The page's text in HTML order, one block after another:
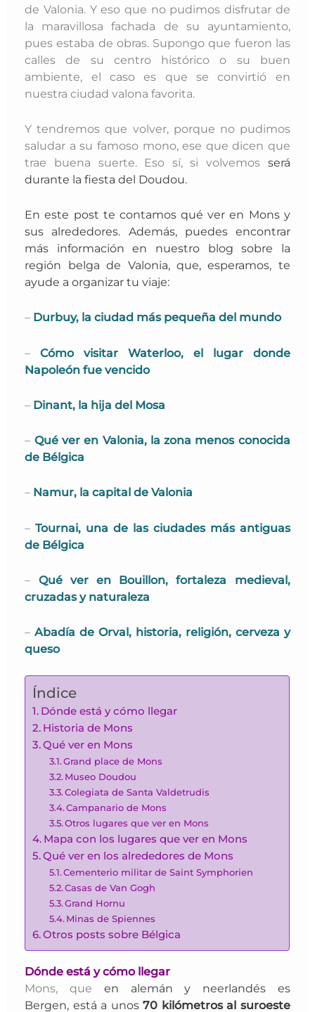
de Valonia. Y eso que no pudimos disfrutar de
la maravillosa fachada de su ayuntamiento,
pues estaba de obras. Supongo que fueron las
calles de su centro histórico o su buen
ambiente, el caso es que se convirtió en
nuestra ciudad valona favorita.
Y tendremos que volver, porque no pudimos
saludar a su famoso mono, ese que dicen que
trae buena suerte. Eso sí, si volvemos será
durante la fiesta del Doudou.
En este post te contamosqué ver en Mons y
sus alrededores. Además, puedes encontrar
más informaciónen nuestro blog sobre la
región belga de Valonia, que, esperamos, te
ayude a organizar tu viaje:
– Durbuy, la ciudad más pequeña del mundo
–Cómo visitar Waterloo, el lugar donde
Napoleón fue vencido
– Dinant, la hija del Mosa
– Qué ver en Valonia, la zona menos conocida
de Bélgica
– Namur, la capital de Valonia
–Tournai, una de las ciudades más antiguas
de Bélgica
– Qué ver en Bouillon, fortaleza medieval,
cruzadas y naturaleza
–Abadía de Orval, historia, religión, cerveza y
queso
Índice
Dónde está y cómo llegar
Historia de Mons
Qué ver en Mons
Grand place de Mons
Museo Doudou
Colegiata de Santa Valdetrudis
Campanario de Mons
Otros lugares que ver en Mons
Mapa con los lugares que ver en Mons
Qué ver en los alrededores de Mons
Cementerio militar de Saint Symphorien
Casas de Van Gogh
Grand Hornu
Minas de Spiennes
Otros posts sobre Bélgica
Dónde está y cómo llegar
Mons, que en alemán y neerlandés es
Bergen, está a unos70 kilómetros al suroeste